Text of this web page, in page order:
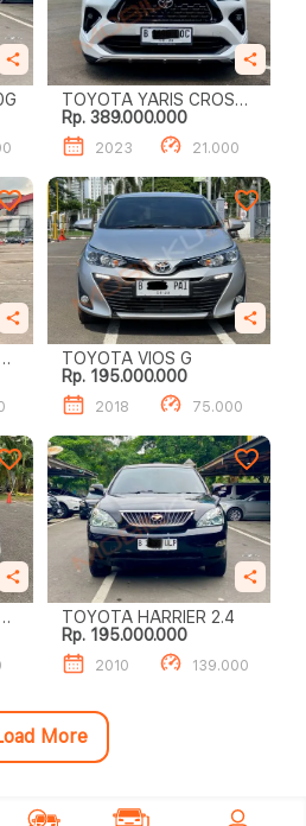
240G
TOYOTA YARIS CROSS
1.5 S GR HV TSS
Rp. 389.000.000
2023 21.000
TOYOTA VIOS G
Rp. 195.000.000
2018 75.000
TOYOTA HARRIER 2.4
Rp. 195.000.000
2010 139.000
More